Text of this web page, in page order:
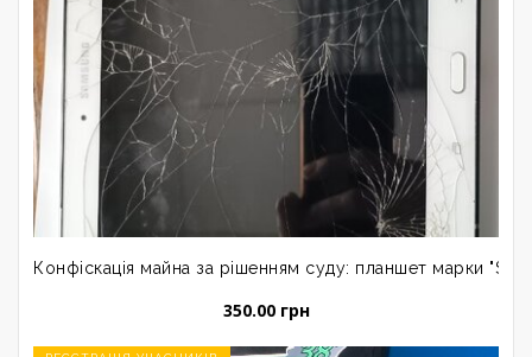
Конфіскація майна за рішенням суду: планшет марки
350.00 грн